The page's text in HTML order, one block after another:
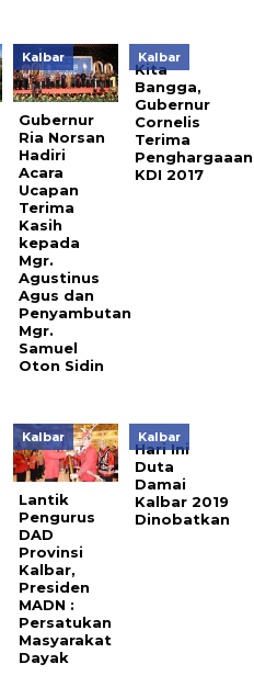
Kalbar
Gubernur
Ria Norsan
Hadiri
Acara
Ucapan
Terima
Kasih
kepada
Mgr.
Agustinus
Agus dan
Penyambutan
Mgr.
Samuel
Oton Sidin
Kalbar
Kita
Bangga,
Gubernur
Cornelis
Terima
Penghargaaan
KDI 2017
Kalbar
Lantik
Pengurus
DAD
Provinsi
Kalbar,
Presiden
MADN :
Persatukan
Masyarakat
Dayak
Kalbar
Hari Ini
Duta
Damai
Kalbar 2019
Dinobatkan